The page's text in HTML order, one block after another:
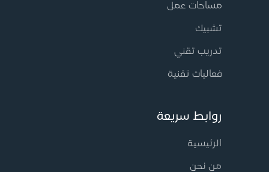
مساحات عمل
تشبيك
تدريب تقني
فعاليات تقنية
روابط سريعة
الرئيسية
من نحن